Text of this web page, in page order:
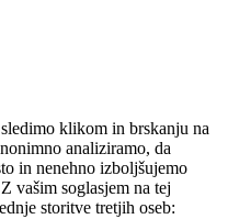
klikom in brskanju na
analiziramo, da
in nenehno izboljšujemo
vašim soglasjem na tej
storitve tretjih oseb: